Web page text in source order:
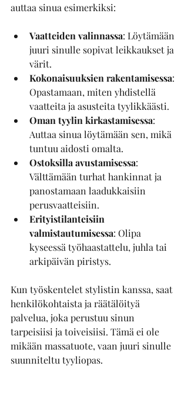
auttaa sinua esimerkiksi:
Vaatteiden valinnassa: Löytämään
juuri sinulle sopivat leikkaukset ja
värit.
Kokonaisuuksien rakentamisessa:
Opastamaan, miten yhdistellä
vaatteita ja asusteita tyylikkäästi.
Oman tyylin kirkastamisessa:
Auttaa sinua löytämään sen, mikä
tuntuu aidosti omalta.
Ostoksilla avustamisessa:
Välttämään turhat hankinnat ja
panostamaan laadukkaisiin
perusvaatteisiin.
Erityistilanteisiin
valmistautumisessa: Olipa
kyseessä työhaastattelu, juhla tai
arkipäivän piristys.
Kun työskentelet stylistin kanssa, saat
henkilökohtaista ja räätälöityä
palvelua, joka perustuu sinun
tarpeisiisi ja toiveisiisi. Tämä ei ole
mikään massatuote, vaan juuri sinulle
suunniteltu tyyliopas.